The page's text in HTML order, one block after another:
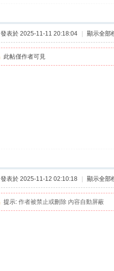
發表於 2025-11-11 20:18:04 顯示全部
此帖僅作者可見
發表於 2025-11-12 02:10:18 顯示全部
提示: 作者被禁止或刪除 內容自動屏蔽